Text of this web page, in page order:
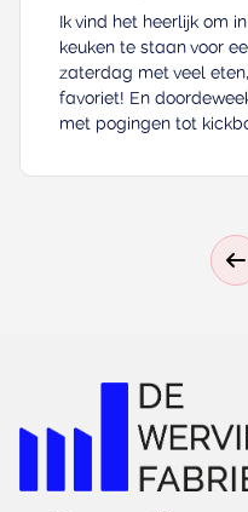
Ik vind het heerlijk om
keuken te staan voor
zaterdag met veel
favoriet! En
met pogingen tot